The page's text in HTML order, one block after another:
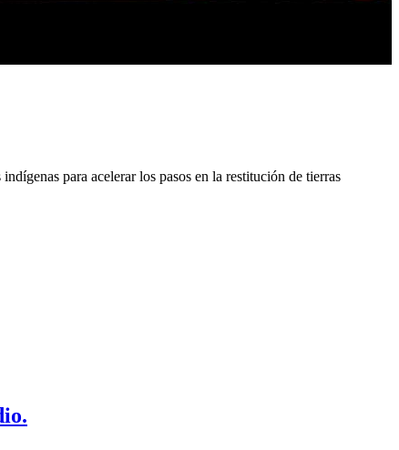
para acelerar los pasos en la restitución de tierras